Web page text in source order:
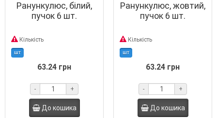
Ранункулюс, білий,
пучок 6 шт.
Кількість
шт
63.24 грн
- +
До кошика
Ранункулюс, жовтий,
пучок 6 шт.
Кількість
шт
63.24 грн
- +
До кошика